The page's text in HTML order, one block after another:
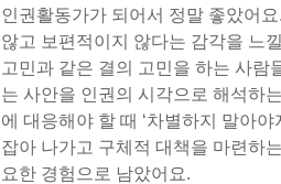
인권활동가가 되어서 정말 좋았어
않고 보편적이지 않다는 감각을 느
고민과 같은 결의 고민을 하는 사람
는 사안을 인권의 시각으로 해석하
에 대응해야 할 때 ‘차별하지 말아
잡아 나가고 구체적 대책을 마련하
요한 경험으로 남았어요.